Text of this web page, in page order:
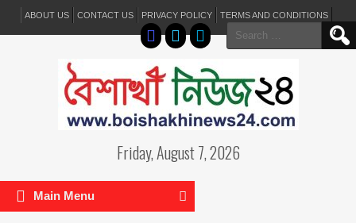
ABOUT US CONTACT US PRIVACY POLICY TERMS AND CONDITIONS
Search
for:
Friday, August 7, 2026
Main Menu